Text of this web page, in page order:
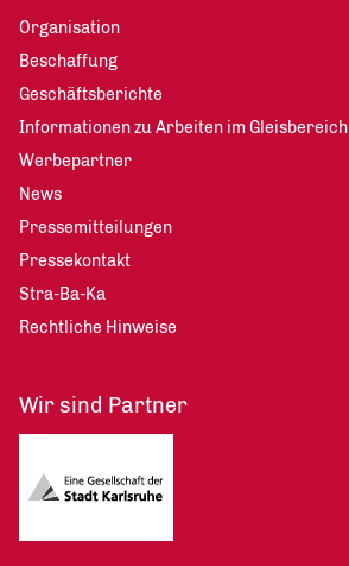
Organisation
Beschaffung
Geschäftsberichte
Informationen zu Arbeiten im Gleisbereich
Werbepartner
News
Pressemitteilungen
Pressekontakt
Stra-Ba-Ka
Rechtliche Hinweise
Wir sind Partner